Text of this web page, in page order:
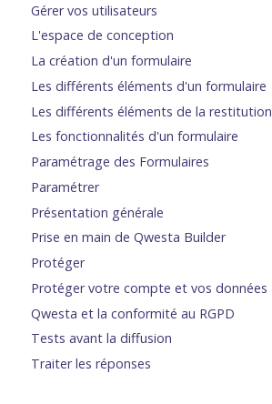
Gérer vos utilisateurs
L'espace de conception
La création d'un formulaire
Les différents éléments d'un formulaire
Les différents éléments de la restitution
Les fonctionnalités d'un formulaire
Paramétrage des Formulaires
Paramétrer
Présentation générale
Prise en main de Qwesta Builder
Protéger
Protéger votre compte et vos données
Qwesta et la conformité au RGPD
Tests avant la diffusion
Traiter les réponses